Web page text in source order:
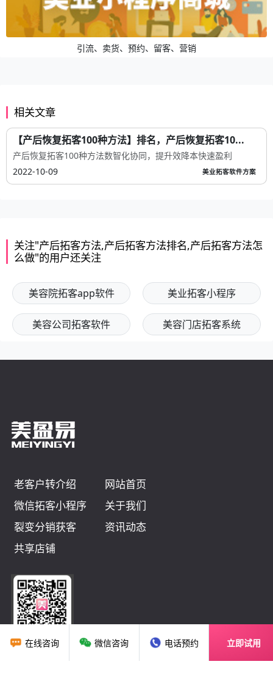
引流、卖货、预约、留客、营销
相关文章
【产后恢复拓客100种方法】排名，产后恢复拓客10...
产后恢复拓客100种方法数智化协同，提升效降本快速盈利
2022-10-09
美业拓客软件方案
关注"产后拓客方法,产后拓客方法排名,产后拓客方法怎
么做"的用户还关注
美容院拓客app软件 美业拓客小程序
美容公司拓客软件 美容门店拓客系统
在线咨询 微信咨询 电话预约 立即试用
老客户转介绍
网站首页
微信拓客小程序
关于我们
裂变分销获客
资讯动态
共享店铺
广州贝应云科技有限公司